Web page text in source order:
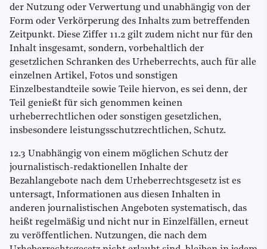
der Nutzung oder Verwertung und unabhängig von der
Form oder Verkörperung des Inhalts zum betreffenden
Zeitpunkt. Diese Ziffer 11.2 gilt zudem nicht nur für den
Inhalt insgesamt, sondern, vorbehaltlich der
gesetzlichen Schranken des Urheberrechts, auch für alle
einzelnen Artikel, Fotos und sonstigen
Einzelbestandteile sowie Teile hiervon, es sei denn, der
Teil genießt für sich genommen keinen
urheberrechtlichen oder sonstigen gesetzlichen,
insbesondere leistungsschutzrechtlichen, Schutz.
12.3 Unabhängig von einem möglichen Schutz der
journalistisch-redaktionellen Inhalte der
Bezahlangebote nach dem Urheberrechtsgesetz ist es
untersagt, Informationen aus diesen Inhalten in
anderen journalistischen Angeboten systematisch, das
heißt regelmäßig und nicht nur in Einzelfällen, erneut
zu veröffentlichen. Nutzungen, die nach dem